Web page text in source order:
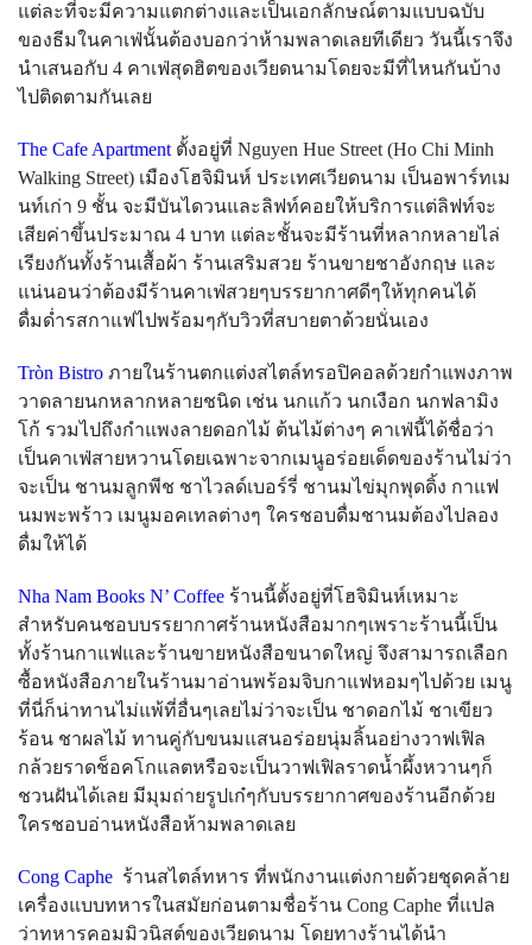
แต่ละที่จะมีความแตกต่างและเป็นเอกลักษณ์ตามแบบฉบับ
ของธีมในคาเฟ่นั้นต้องบอกว่าห้ามพลาดเลยทีเดียว วันนี้เราจึง
นำเสนอกับ 4 คาเฟ่สุดฮิตของเวียดนามโดยจะมีที่ไหนกันบ้าง
ไปติดตามกันเลย
The Cafe Apartment ตั้งอยู่ที่ Nguyen Hue Street (Ho Chi Minh
Walking Street) เมืองโฮจิมินห์ ประเทศเวียดนาม เป็นอพาร์ทเม
นท์เก่า 9 ชั้น จะมีบันไดวนและลิฟท์คอยให้บริการแต่ลิฟท์จะ
เสียค่าขึ้นประมาณ 4 บาท แต่ละชั้นจะมีร้านที่หลากหลายไล่
เรียงกันทั้งร้านเสื้อผ้า ร้านเสริมสวย ร้านขายชาอังกฤษ และ
แน่นอนว่าต้องมีร้านคาเฟ่สวยๆบรรยากาศดีๆให้ทุกคนได้
ดื่มด่ำรสกาแฟไปพร้อมๆกับวิวที่สบายตาด้วยนั่นเอง
Tròn Bistro ภายในร้านตกแต่งสไตล์ทรอปิคอลด้วยกำแพงภาพ
วาดลายนกหลากหลายชนิด เช่น นกแก้ว นกเงือก นกฟลามิง
โก้ รวมไปถึงกำแพงลายดอกไม้ ต้นไม้ต่างๆ คาเฟ่นี้ได้ชื่อว่า
เป็นคาเฟ่สายหวานโดยเฉพาะจากเมนูอร่อยเด็ดของร้านไม่ว่า
จะเป็น ชานมลูกพีช ชาไวลด์เบอร์รี่ ชานมไข่มุกพุดดิ้ง กาแฟ
นมพะพร้าว เมนูมอคเทลต่างๆ ใครชอบดื่มชานมต้องไปลอง
ดื่มให้ได้
Nha Nam Books N’ Coffee ร้านนี้ตั้งอยู่ที่โฮจิมินห์เหมาะ
สำหรับคนชอบบรรยากาศร้านหนังสือมากๆเพราะร้านนี้เป็น
ทั้งร้านกาแฟและร้านขายหนังสือขนาดใหญ่ จึงสามารถเลือก
ซื้อหนังสือภายในร้านมาอ่านพร้อมจิบกาแฟหอมๆไปด้วย เมนู
ที่นี่ก็น่าทานไม่แพ้ที่อื่นๆเลยไม่ว่าจะเป็น ชาดอกไม้ ชาเขียว
ร้อน ชาผลไม้ ทานคู่กับขนมแสนอร่อยนุ่มลิ้นอย่างวาฟเฟิล
กล้วยราดช็อคโกแลตหรือจะเป็นวาฟเฟิลราดน้ำผึ้งหวานๆก็
ชวนฝันได้เลย มีมุมถ่ายรูปเก๋ๆกับบรรยากาศของร้านอีกด้วย
ใครชอบอ่านหนังสือห้ามพลาดเลย
Cong Caphe ร้านสไตล์ทหาร ที่พนักงานแต่งกายด้วยชุดคล้าย
เครื่องแบบทหารในสมัยก่อนตามชื่อร้าน Cong Caphe ที่แปล
ว่าทหารคอมมิวนิสต์ของเวียดนาม โดยทางร้านได้นำ